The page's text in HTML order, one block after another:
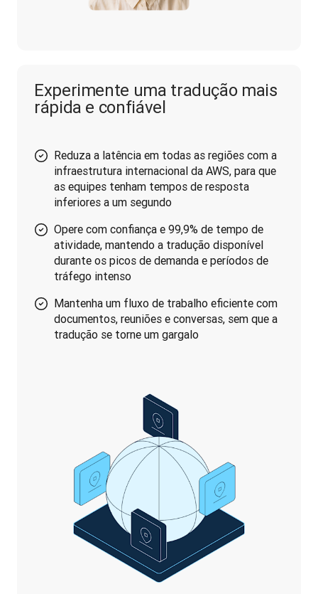
Experimente uma tradução mais
rápida e confiável
Reduza a latência em todas as regiões com a
infraestrutura internacional da AWS, para que
as equipes tenham tempos de resposta
inferiores a um segundo
Opere com confiança e 99,9% de tempo de
atividade, mantendo a tradução disponível
durante os picos de demanda e períodos de
tráfego intenso
Mantenha um fluxo de trabalho eficiente com
documentos, reuniões e conversas, sem que a
tradução se torne um gargalo